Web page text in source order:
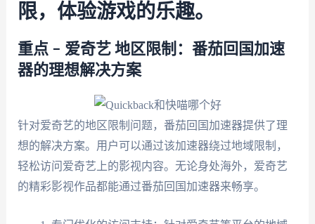
限，体验游戏的乐趣。
重点 – 爱奇艺 地区限制：番茄回国加速
器的理想解决方案
针对爱奇艺的地区限制问题，番茄回国加速器提供了理
想的解决方案。用户可以通过该加速器绕过地域限制，
轻松访问爱奇艺上的影视内容。无论身处海外，爱奇艺
的精彩影视作品都能通过番茄回国加速器来畅享。